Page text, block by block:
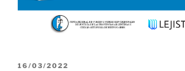
PUBLICADO
16/03/2022